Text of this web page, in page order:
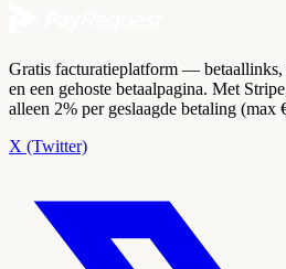
Gratis facturatieplatform — betaallinks,
en een gehoste betaalpagina. Met
alleen 2% per geslaagde betaling (max
X (Twitter)